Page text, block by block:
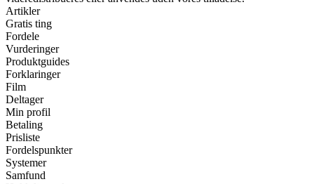
Artikler
Gratis ting
Fordele
Vurderinger
Produktguides
Forklaringer
Film
Deltager
Min profil
Betaling
Prisliste
Fordelspunkter
Systemer
Samfund